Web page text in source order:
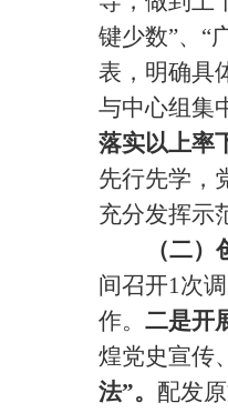
键少数”、“
表，明确具
与中心组集
落实以上率
先行先学，
充分发挥示
（二
间召开1次
作。二是开
煌党史宣传
法”。 配发